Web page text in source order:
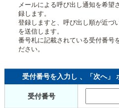
区役所フロアマップ
メールによる呼び出し通知を希望
録します。
登録しますと、呼び出し順が近づ
を送信します。
番号札に記載されている受付番号
ださい。
受付番号を入力し 、「次へ」
受付番号